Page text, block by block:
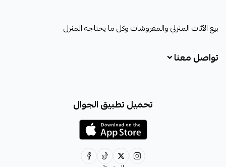
ديكورا
بيع الأثاث المنزلي والمفروشات وكل ما يحتاجه المنزل
تواصل معنا
decora6586@gmail.com
تحميل تطبيق الجوال